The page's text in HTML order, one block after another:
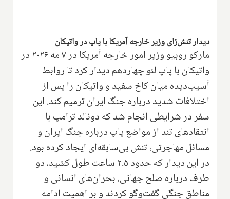
دیدار تنش‌زای وزیر خارجه آمریکا با پاپ در واتیکان
مارکو روبیو وزیر امور خارجه آمریکا در ۷ مه ۲۰۲۶ در
واتیکان با پاپ لئو چهاردهم دیدار کرد تا روابط
آسیب‌دیده میان کاخ سفید و واتیکان را پس از
اختلافات شدید درباره جنگ ایران ترمیم کند. این
سفر در شرایطی انجام شد که دونالد ترامپ با
انتقادهای تند از مواضع پاپ درباره جنگ ایران و
مسائل مهاجرتی، تنش بی‌سابقه‌ای ایجاد کرده بود.
در این دیدار که حدود ۲.۵ ساعت طول کشید، دو
طرف درباره صلح جهانی، بحران‌های انسانی و
مناطق جنگی گفت‌وگو کردند و بر اهمیت ادامه